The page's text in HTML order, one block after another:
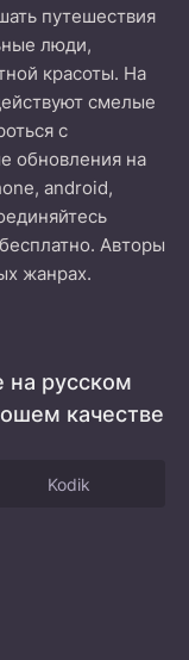
путешествия
люди,
красоты. На
смелые
с
обновления на
android,
Авторы
жанрах.
на русском
качестве
Kodik